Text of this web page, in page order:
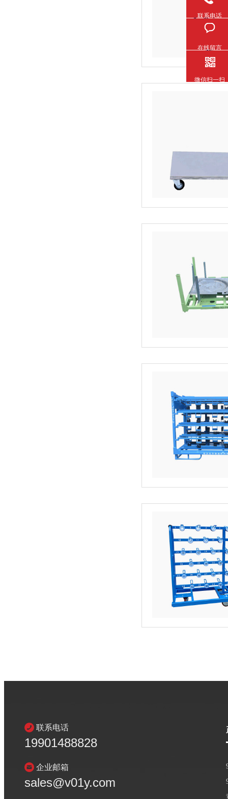
联系电话
19901488828
企业邮箱
sales@v01y.com
联系电话
在线留言
微信扫一扫